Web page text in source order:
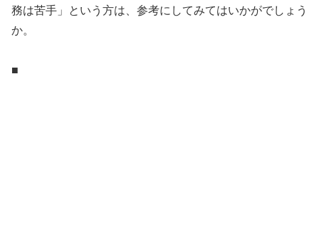
務は苦手」という方は、参考にしてみてはいかがでしょう
か。
■